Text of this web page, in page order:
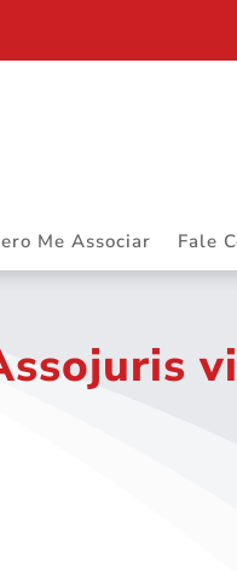
Me Associar Fale